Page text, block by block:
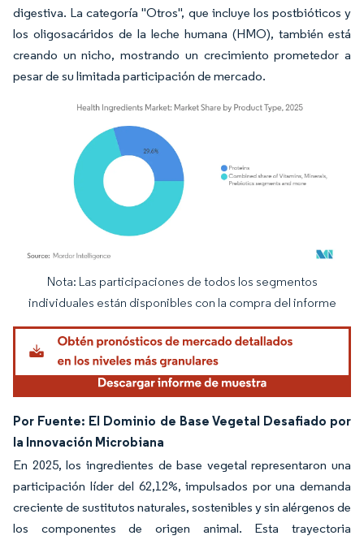
digestiva. La categoría "Otros", que incluye los postbióticos y
los oligosacáridos de la leche humana (HMO), también está
creando un nicho, mostrando un crecimiento prometedor a
pesar de su limitada participación de mercado.
Imagen © Mordor Intelligence. El uso requiere atribución según CC BY 4.0.
Nota: Las participaciones de todos los segmentos
individuales están disponibles con la compra del informe
Por Fuente: El Dominio de Base Vegetal Desafiado por
la Innovación Microbiana
En 2025, los ingredientes de base vegetal representaron una
participación líder del 62,12%, impulsados por una demanda
creciente de sustitutos naturales, sostenibles y sin alérgenos de
los componentes de origen animal. Esta trayectoria